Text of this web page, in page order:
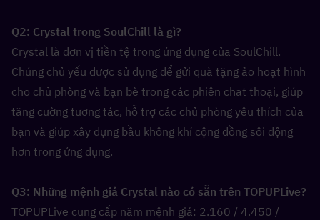
Q2: Crystal trong SoulChill là gì?
Crystal là đơn vị tiền tệ trong ứng dụng của SoulChill.
Chúng chủ yếu được sử dụng để gửi quà tặng ảo hoạt hình
cho chủ phòng và bạn bè trong các phiên chat thoại, giúp
tăng cường tương tác, hỗ trợ các chủ phòng yêu thích của
bạn và giúp xây dựng bầu không khí cộng đồng sôi động
hơn trong ứng dụng.
TOPUPLive cung cấp năm mệnh giá: 2.160 / 4.450 /